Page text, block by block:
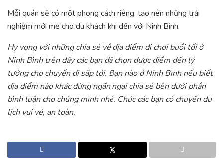
Mỗi quán sẽ có một phong cách riêng, tạo nên những trải
nghiệm mới mẻ cho du khách khi đến với Ninh Bình.
Hy vọng với những chia sẻ về địa điểm đi chơi buổi tối ở
Ninh Bình trên đây các bạn đã chọn được điểm đến lý
tưởng cho chuyến đi sắp tới. Bạn nào ở Ninh Bình nếu biết
địa điểm nào khác đừng ngần ngại chia sẻ bên dưới phần
bình luận cho chúng mình nhé. Chúc các bạn có chuyến du
lịch vui vẻ, an toàn.